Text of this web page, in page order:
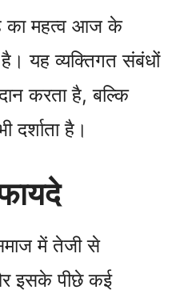
का महत्व आज के
यह व्यक्तिगत संबंधों
करता है, बल्कि
दर्शाता है।
में तेजी से
इसके पीछे कई